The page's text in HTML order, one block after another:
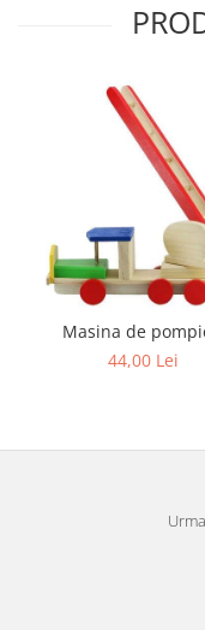
Masina de
44,00 Lei